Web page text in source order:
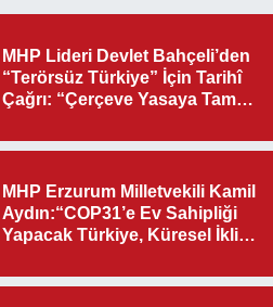
MHP Lideri Devlet Bahçeli’den
“Terörsüz Türkiye” İçin Tarihî
Çağrı: “Çerçeve Yasaya Tam
MHP Erzurum Milletvekili Kamil
Aydın:“COP31’e Ev Sahipliği
Yapacak Türkiye, Küresel İklim
Olacak"